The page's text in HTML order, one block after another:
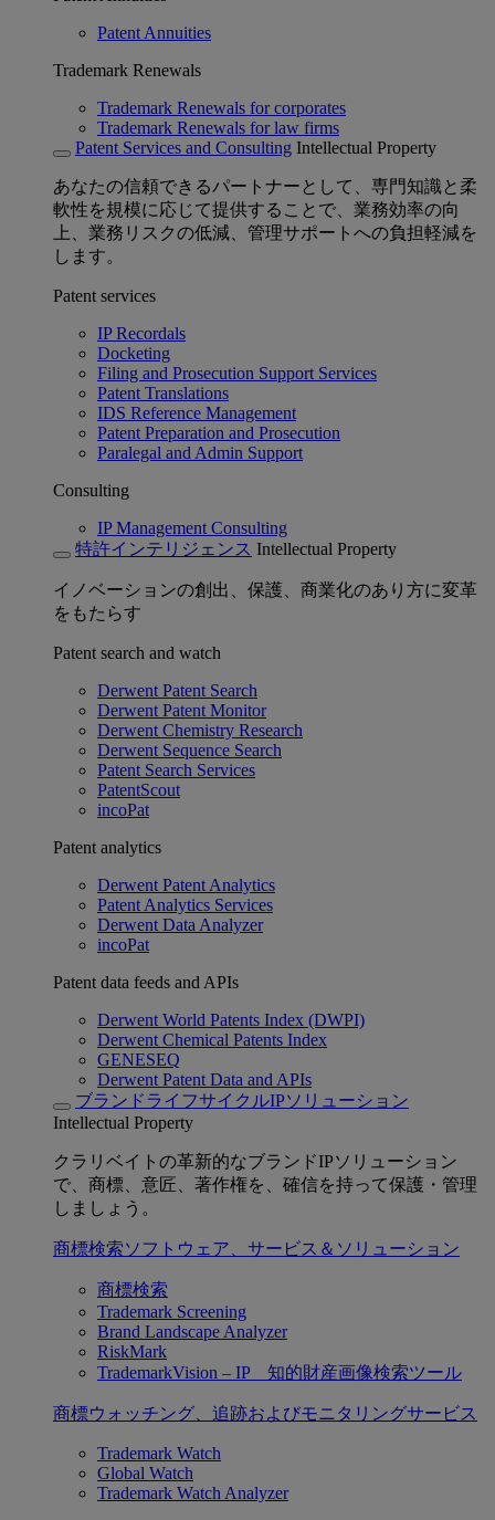
Patent Annuities
Trademark Renewals
Trademark Renewals for corporates
Trademark Renewals for law firms
Patent Services and Consulting Intellectual Property
あなたの信頼できるパートナーとして、専門知識と柔
軟性を規模に応じて提供することで、業務効率の向
上、業務リスクの低減、管理サポートへの負担軽減を
します。
Patent services
IP Recordals
Docketing
Filing and Prosecution Support Services
Patent Translations
IDS Reference Management
Patent Preparation and Prosecution
Paralegal and Admin Support
Consulting
IP Management Consulting
特許インテリジェンス Intellectual Property
イノベーションの創出、保護、商業化のあり方に変革
をもたらす
Patent search and watch
Derwent Patent Search
Derwent Patent Monitor
Derwent Chemistry Research
Derwent Sequence Search
Patent Search Services
PatentScout
incoPat
Patent analytics
Derwent Patent Analytics
Patent Analytics Services
Derwent Data Analyzer
incoPat
Patent data feeds and APIs
Derwent World Patents Index (DWPI)
Derwent Chemical Patents Index
GENESEQ
Derwent Patent Data and APIs
ブランドライフサイクルIPソリューション
Intellectual Property
クラリベイトの革新的なブランドIPソリューション
で、商標、意匠、著作権を、確信を持って保護・管理
しましょう。
商標検索ソフトウェア、サービス＆ソリューション
商標検索
Trademark Screening
Brand Landscape Analyzer
RiskMark
TrademarkVision – IP 知的財産画像検索ツール
商標ウォッチング、追跡およびモニタリングサービス
Trademark Watch
Global Watch
Trademark Watch Analyzer